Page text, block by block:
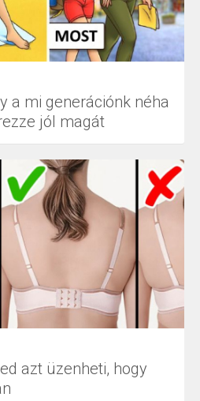
a mi generációnk néha
jól magát
azt üzenheti, hogy